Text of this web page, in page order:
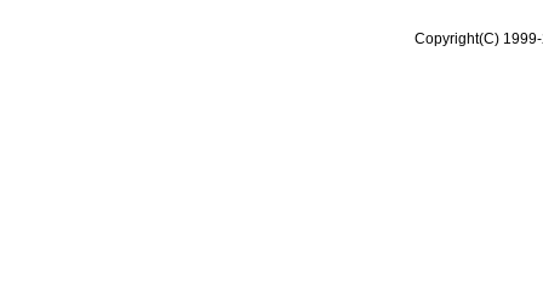
Copyright(C)